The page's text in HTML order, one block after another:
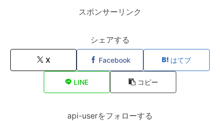
スポンサーリンク
シェアする
X Facebook はてブ
LINE コピー
api-userをフォローする